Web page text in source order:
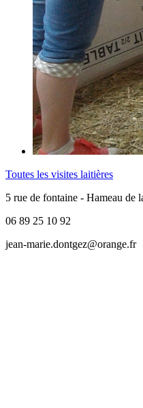
Toutes les visites laitières
5 rue de fontaine - Hameau
06 89 25 10 92
jean-marie.dontgez@orange.fr